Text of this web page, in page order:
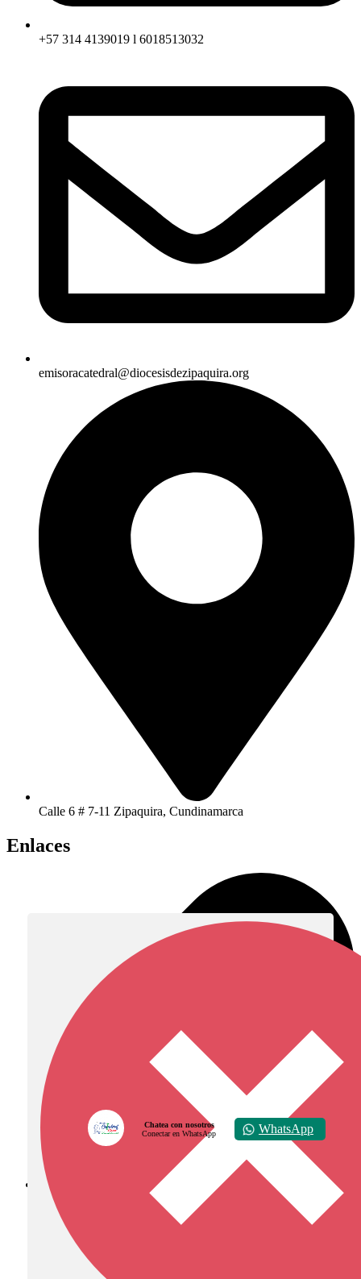
+57 314 4139019 l 6018513032
emisoracatedral@diocesisdezipaquira.org
Calle 6 # 7-11 Zipaquira, Cundinamarca
Enlaces
Diócesis de Zipaquirá
Chatea con nosotros
Conectar en WhatsApp
WhatsApp